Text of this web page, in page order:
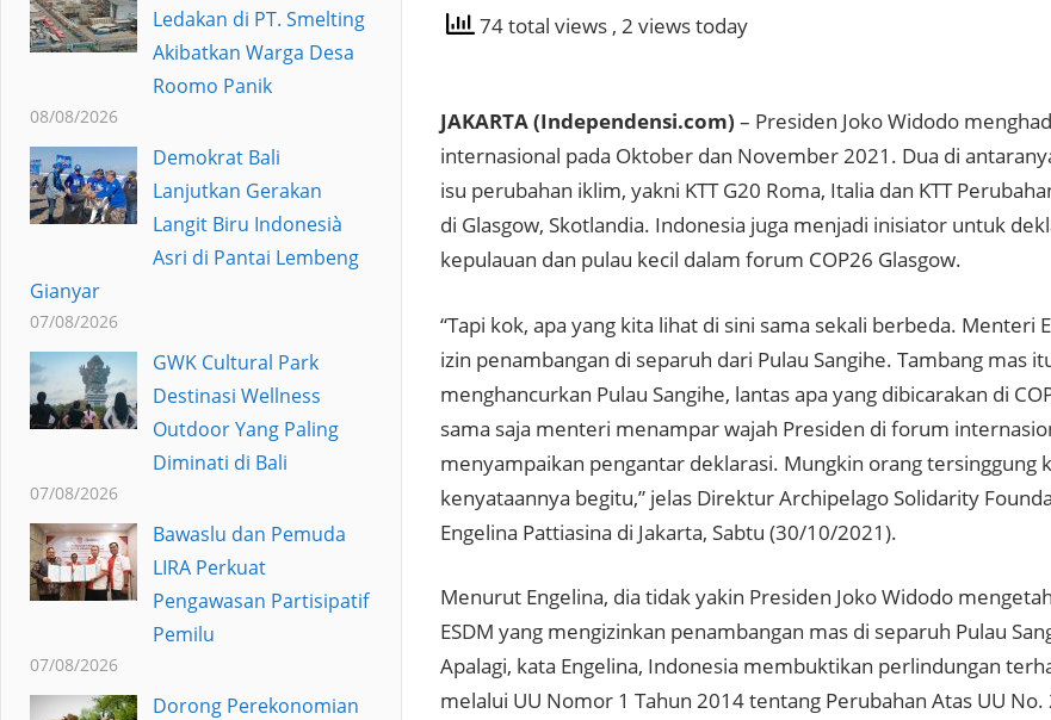
74 total views , 2 views today
JAKARTA (Independensi.com) – Presiden Joko Widodo
internasional pada Oktober dan November 2021. Dua di
isu perubahan iklim, yakni KTT G20 Roma, Italia dan KTT
di Glasgow, Skotlandia. Indonesia juga menjadi inisiator untuk
kepulauan dan pulau kecil dalam forum COP26 Glasgow.
“Tapi kok, apa yang kita lihat di sini sama sekali berbeda. Menteri
izin penambangan di separuh dari Pulau Sangihe. Tambang mas
menghancurkan Pulau Sangihe, lantas apa yang dibicarakan di
sama saja menteri menampar wajah Presiden di forum
menyampaikan pengantar deklarasi. Mungkin orang tersinggung
kenyataannya begitu,” jelas Direktur Archipelago Solidarity
Engelina Pattiasina di Jakarta, Sabtu (30/10/2021).
Menurut Engelina, dia tidak yakin Presiden Joko Widodo
ESDM yang mengizinkan penambangan mas di separuh Pulau
Apalagi, kata Engelina, Indonesia membuktikan perlindungan
melalui UU Nomor 1 Tahun 2014 tentang Perubahan Atas UU No.
Ledakan di PT. Smelting
Akibatkan Warga Desa
Roomo Panik
08/08/2026
Demokrat Bali
Lanjutkan Gerakan
Langit Biru Indonesià
Asri di Pantai Lembeng
Gianyar
07/08/2026
GWK Cultural Park
Destinasi Wellness
Outdoor Yang Paling
Diminati di Bali
07/08/2026
Bawaslu dan Pemuda
LIRA Perkuat
Pengawasan Partisipatif
Pemilu
07/08/2026
Dorong Perekonomian